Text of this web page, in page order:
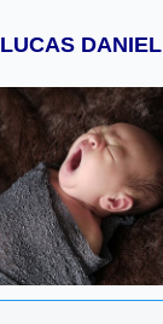
LUCAS DANIEL